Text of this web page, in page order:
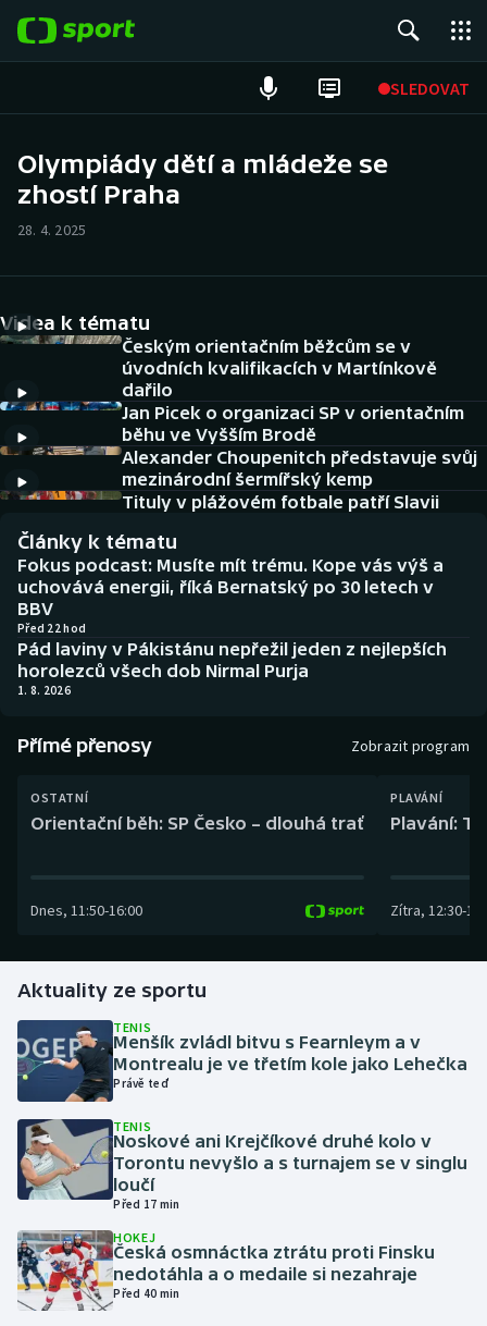
SLEDOVAT
Hokej
Cyklistika
DALŠÍ SPORTY
Americký fotbal
Baseball a softbal
Basketbal
Biatlon
Boby a skeleton
Dostihy
Futsal
Gymnastika
Házená
Jezdectví
Judo
Krasobruslení
Lezení
NEPŘEHLÉDNĚTE
Soutěže
Historické návraty
Aplikace ČT sport
AZ kvíz
Olympiády dětí a mládeže se
zhostí Praha
28. 4. 2025
Videa k tématu
Českým orientačním běžcům se v
úvodních kvalifikacích v Martínkově
dařilo
Jan Picek o organizaci SP v orientačním
běhu ve Vyšším Brodě
Alexander Choupenitch představuje svůj
mezinárodní šermířský kemp
Tituly v plážovém fotbale patří Slavii
Články k tématu
Fokus podcast: Musíte mít trému. Kope vás výš a
uchovává energii, říká Bernatský po 30 letech v
BBV
Před 22 hod
Pád laviny v Pákistánu nepřežil jeden z nejlepších
horolezců všech dob Nirmal Purja
1. 8. 2026
Přímé přenosy Zobrazit program
OSTATNÍ
Orientační běh: SP Česko – dlouhá trať
Dnes, 11:50-16:00
PLAVÁNÍ
Plavání:
Zítra, 12:30-
Aktuality ze sportu
TENIS
Menšík zvládl bitvu s Fearnleym a v
Montrealu je ve třetím kole jako Lehečka
Právě teď
TENIS
Noskové ani Krejčíkové druhé kolo v
Torontu nevyšlo a s turnajem se v singlu
loučí
Před 17 min
HOKEJ
Česká osmnáctka ztrátu proti Finsku
nedotáhla a o medaile si nezahraje
Před 40 min